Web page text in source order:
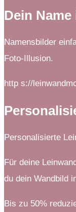
Dein
Namensbilder
Foto-Illusion.
http s://
Personalisierte
Für deine
du dein Wandbild
Bis zu 50%